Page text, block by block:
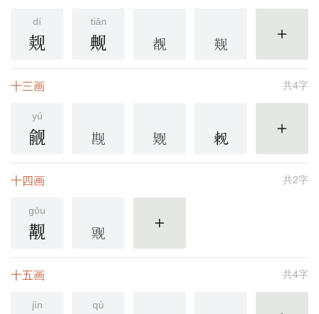
dí
觌
tiǎn
觍 更多
共4字
十三画
yú
觎 更多
共2字
十四画
gòu
觏 更多
共4字
十五画
jìn qù